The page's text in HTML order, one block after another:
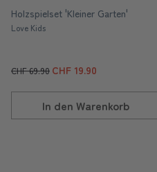
Holzspielset 'Kleiner Garten'
Love Kids
CHF 69.90 CHF 19.90
In den Warenkorb